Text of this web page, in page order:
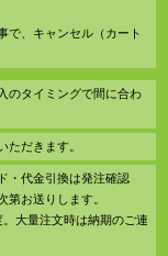
で、キャンセル（カート
のタイミングで間に合わ
ただきます。
・代金引換は発注確認
第お送りします。
大量注文時は納期のご連